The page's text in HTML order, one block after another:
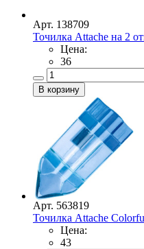
Арт. 138709
Точилка Attache на 2
Цена:
36
Арт. 563819
Точилка Attache
Цена:
43